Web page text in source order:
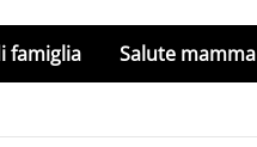
famiglia Salute mamma